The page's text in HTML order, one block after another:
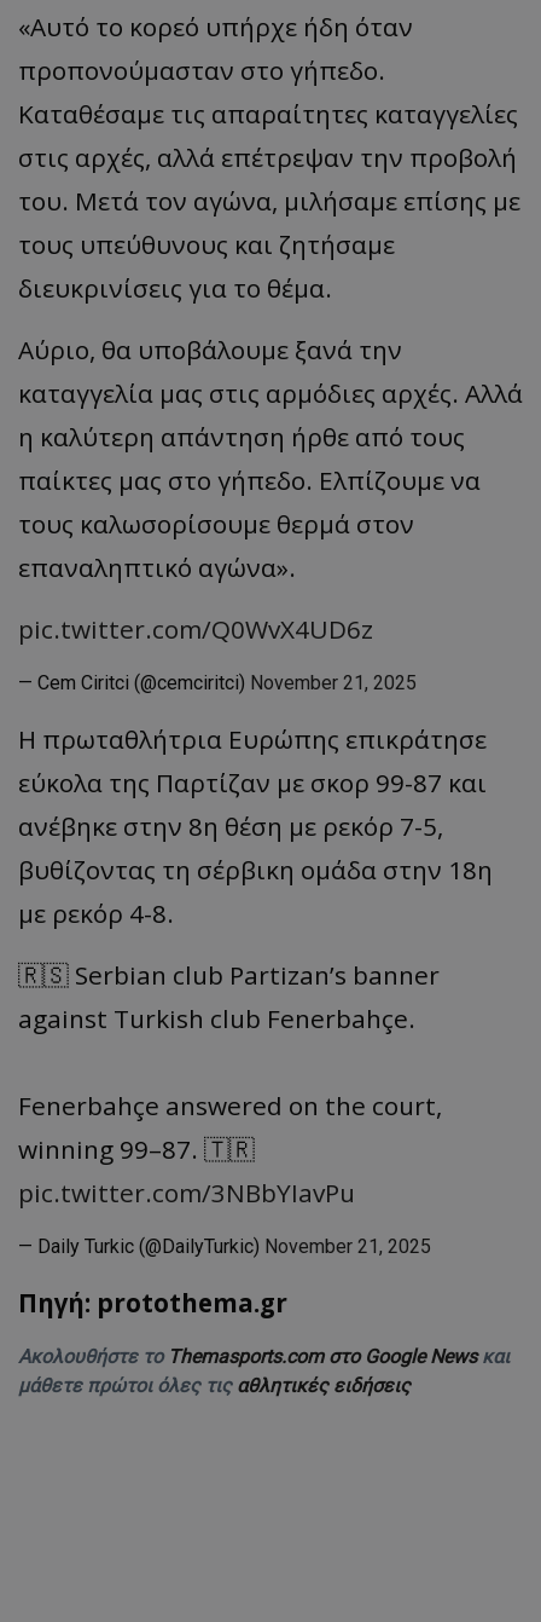
«Αυτό το κορεό υπήρχε ήδη όταν
προπονούμασταν στο γήπεδο.
Καταθέσαμε τις απαραίτητες καταγγελίες
στις αρχές, αλλά επέτρεψαν την προβολή
του. Μετά τον αγώνα, μιλήσαμε επίσης με
τους υπεύθυνους και ζητήσαμε
διευκρινίσεις για το θέμα.
Αύριο, θα υποβάλουμε ξανά την
καταγγελία μας στις αρμόδιες αρχές. Αλλά
η καλύτερη απάντηση ήρθε από τους
παίκτες μας στο γήπεδο. Ελπίζουμε να
τους καλωσορίσουμε θερμά στον
επαναληπτικό αγώνα».
pic.twitter.com/Q0WvX4UD6z
— Cem Ciritci (@cemciritci) November 21, 2025
Η πρωταθλήτρια Ευρώπης επικράτησε
εύκολα της Παρτίζαν με σκορ 99-87 και
ανέβηκε στην 8η θέση με ρεκόρ 7-5,
βυθίζοντας τη σέρβικη ομάδα στην 18η
με ρεκόρ 4-8.
🇷🇸 Serbian club Partizan’s banner
against Turkish club Fenerbahçe.
Fenerbahçe answered on the court,
winning 99–87. 🇹🇷
pic.twitter.com/3NBbYIavPu
— Daily Turkic (@DailyTurkic) November 21, 2025
Πηγή: protothema.gr
Ακολουθήστε το Themasports.com στο Google Newsκαι
μάθετε πρώτοι όλες τις αθλητικές ειδήσεις